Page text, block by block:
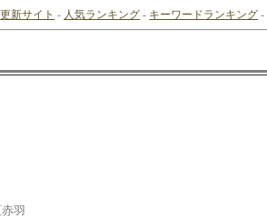
更新サイト - 人気ランキング - キーワードランキング -
羽